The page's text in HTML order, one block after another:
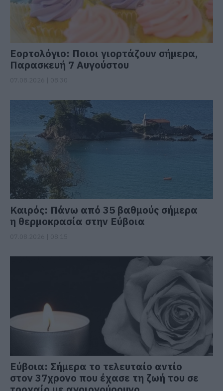
Εορτολόγιο: Ποιοι γιορτάζουν σήμερα,
Παρασκευή 7 Αυγούστου
Καιρός: Πάνω από 35 βαθμούς σήμερα
η θερμοκρασία στην Εύβοια
Εύβοια: Σήμερα το τελευταίο αντίο
στον 37χρονο που έχασε τη ζωή του σε